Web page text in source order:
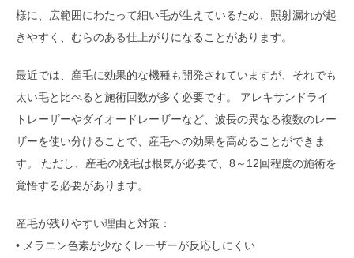
様に、広範囲にわたって細い毛が生えているため、照射漏れが起
きやすく、むらのある仕上がりになることがあります。
最近では、産毛に効果的な機種も開発されていますが、それでも
太い毛と比べると施術回数が多く必要です。 アレキサンドライ
トレーザーやダイオードレーザーなど、波長の異なる複数のレー
ザーを使い分けることで、産毛への効果を高めることができま
す。 ただし、産毛の脱毛は根気が必要で、8～12回程度の施術を
覚悟する必要があります。
産毛が残りやすい理由と対策：
• メラニン色素が少なくレーザーが反応しにくい